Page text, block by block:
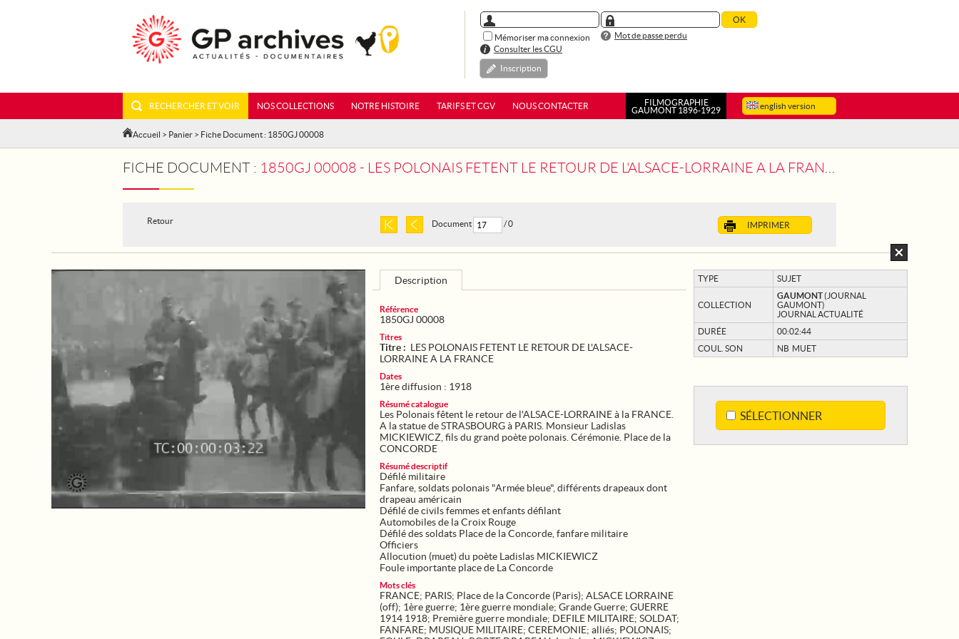
Mémoriser ma connexion
Mot de passe perdu
Consulter les CGU
Inscription
english version
RECHERCHER ET VOIR NOS COLLECTIONS NOTRE HISTOIRE TARIFS ET CGV NOUS CONTACTER
FILMOGRAPHIE
GAUMONT 1896-1929
Accueil > Panier > Fiche Document : 1850GJ 00008
FICHE DOCUMENT : 1850GJ 00008 - LES POLONAIS FETENT LE RETOUR DE L'ALSACE-LORRAINE A LA FRANCE
Retour IMPRIMER
Document / 0
TYPE SUJET
COLLECTION
GAUMONT(JOURNAL
GAUMONT)
JOURNAL ACTUALITÉ
DURÉE
00:02:44
COUL. SON
NB MUET
SÉLECTIONNER
Description
Référence
1850GJ 00008
Titres
Titre : LES POLONAIS FETENT LE RETOUR DE L'ALSACE-
LORRAINE A LA FRANCE
Dates
1ère diffusion : 1918
Résumé catalogue
Les Polonais fêtent le retour de l'ALSACE-LORRAINE à la FRANCE.
A la statue de STRASBOURG à PARIS. Monsieur Ladislas
MICKIEWICZ, fils du grand poète polonais. Cérémonie. Place de la
CONCORDE
Résumé descriptif
Défilé militaire
Fanfare, soldats polonais "Armée bleue", différents drapeaux dont
drapeau américain
Défilé de civils femmes et enfants défilant
Automobiles de la Croix Rouge
Défilé des soldats Place de la Concorde, fanfare militaire
Officiers
Allocution (muet) du poète Ladislas MICKIEWICZ
Mots clés
FRANCE; PARIS; Place de la Concorde (Paris); ALSACE LORRAINE
(off); 1ère guerre; 1ère guerre mondiale; Grande Guerre; GUERRE
1914 1918; Première guerre mondiale; DEFILE MILITAIRE; SOLDAT;
FANFARE; MUSIQUE MILITAIRE; CEREMONIE; alliés; POLONAIS;